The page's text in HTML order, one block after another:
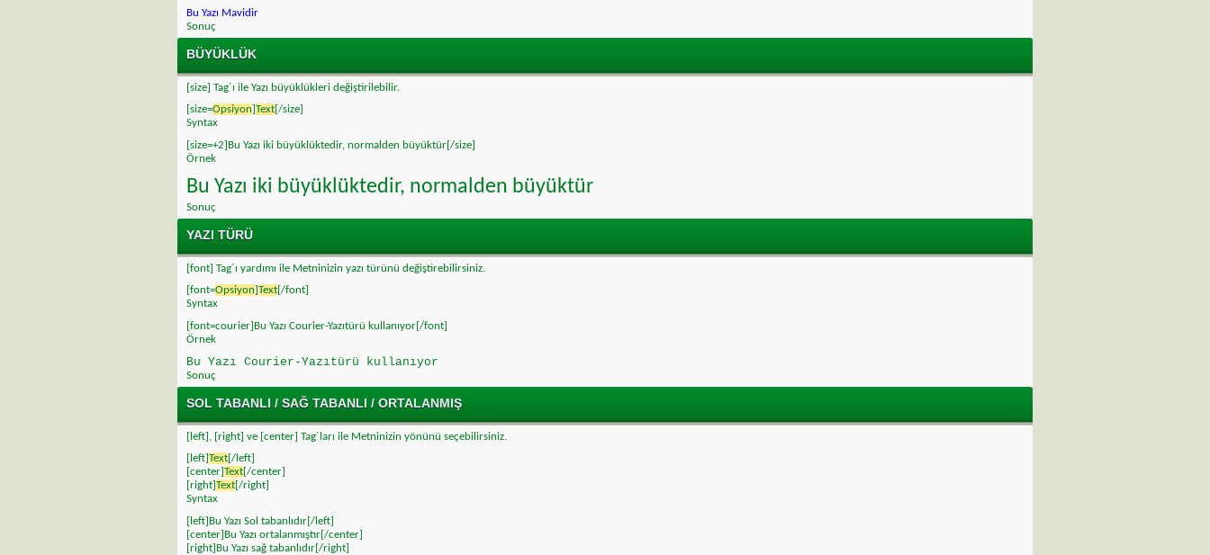
Bu Yazı Mavidir
Sonuç
BÜYÜKLÜK
[size] Tag´ı ile Yazı büyüklükleri değiştirilebilir.
[size=Opsiyon]Text[/size]
Syntax
[size=+2]Bu Yazı iki büyüklüktedir, normalden büyüktür[/size]
Örnek
Bu Yazı iki büyüklüktedir, normalden büyüktür
Sonuç
YAZI TÜRÜ
[font] Tag´ı yardımı ile Metninizin yazı türünü değiştirebilirsiniz.
[font=Opsiyon]Text[/font]
Syntax
[font=courier]Bu Yazı Courier-Yazıtürü kullanıyor[/font]
Örnek
Bu Yazı Courier-Yazıtürü kullanıyor
Sonuç
SOL TABANLI / SAĞ TABANLI / ORTALANMIŞ
[left], [right] ve [center] Tag´ları ile Metninizin yönünü seçebilirsiniz.
[left]Text[/left]
[center]Text[/center]
[right]Text[/right]
Syntax
[left]Bu Yazı Sol tabanlıdır[/left]
[center]Bu Yazı ortalanmıştır[/center]
[right]Bu Yazı sağ tabanlıdır[/right]